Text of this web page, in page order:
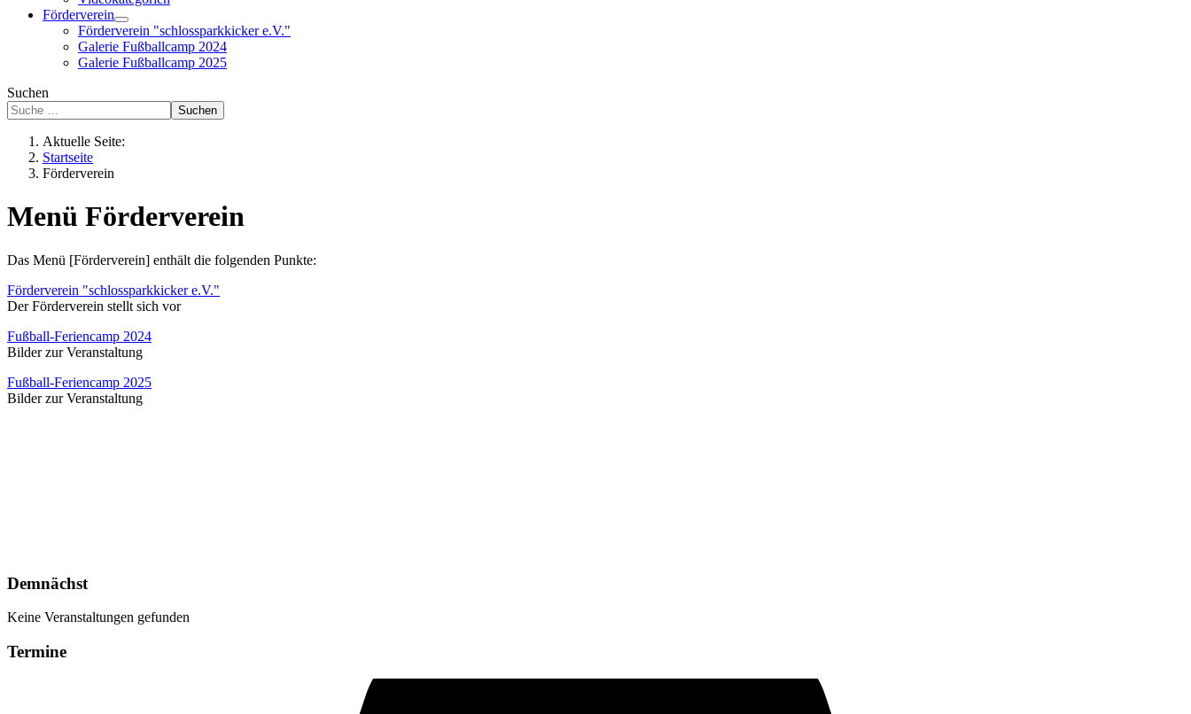
Förderverein
Förderverein "schlossparkkicker e.V."
Galerie Fußballcamp 2024
Galerie Fußballcamp 2025
Suchen
Suchen
Aktuelle Seite:
Startseite
Förderverein
Menü Förderverein
Das Menü [Förderverein] enthält die folgenden Punkte:
Förderverein "schlossparkkicker e.V."
Der Förderverein stellt sich vor
Fußball-Feriencamp 2024
Bilder zur Veranstaltung
Fußball-Feriencamp 2025
Bilder zur Veranstaltung
Demnächst
Keine Veranstaltungen gefunden
Termine